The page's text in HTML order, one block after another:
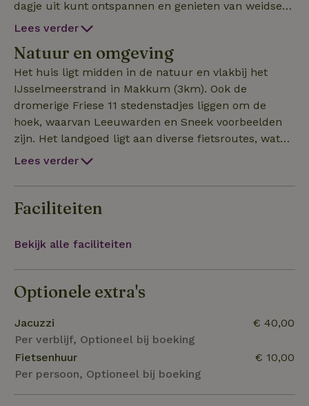
dagje uit kunt ontspannen en genieten van weidse
blikken over het Friese landschap. Onze
ingerichte woon/slaapkamer (heerlijk 2 persoons
boxspring) met royale zithoek, eigen badkamer met
wastafel, regendouche en toilet, eethoek, tv,
internet, keuken inclusief koelkast,
combimagnetron, 4-pitsfornuis, vaatwasser,
waterkoker en nespresso koffiezetapparaat. Prijs is
inclusief bed opmaak, handdoeken en badjassen.
boeking. Vanaf 2027 € 50,00 per boeking -
Fietsverhuur (niet elektrisch) 10,00 euro per
Lees verder
Natuur en omgeving
Het huis ligt midden in de natuur en vlakbij het
IJsselmeerstrand in Makkum (3km). Ook de
dromerige Friese 11 stedenstadjes liggen om de
hoek, waarvan Leeuwarden en Sneek voorbeelden
zijn. Het landgoed ligt aan diverse fietsroutes, wat
dit gebied ook een paradijs maakt voor wandelaars.
Lees verder
Faciliteiten
Bekijk alle faciliteiten
Optionele extra's
Jacuzzi
Per verblijf, Optioneel bij boeking
€ 40,00
Fietsenhuur
Per persoon, Optioneel bij boeking
€ 10,00